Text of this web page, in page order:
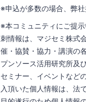
※申込が多数の場合、弊
※本コミュニティにご提
刺情報は、マジセミ株式
催・協賛・協力・講演の
プンソース活用研究所及
セミナー、イベントなど
入頂いた個人情報は、法